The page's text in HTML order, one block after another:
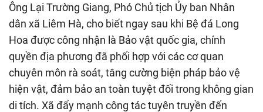
Ông Lại Trường Giang, Phó Chủ tịch Ủy ban Nhân
dân xã Liêm Hà, cho biết ngay sau khi Bệ đá Long
Hoa được công nhận là Bảo vật quốc gia, chính
quyền địa phương đã phối hợp với các cơ quan
chuyên môn rà soát, tăng cường biện pháp bảo vệ
hiện vật, đảm bảo an toàn tuyệt đối trong không gian
di tích. Xã đẩy mạnh công tác tuyên truyền đến